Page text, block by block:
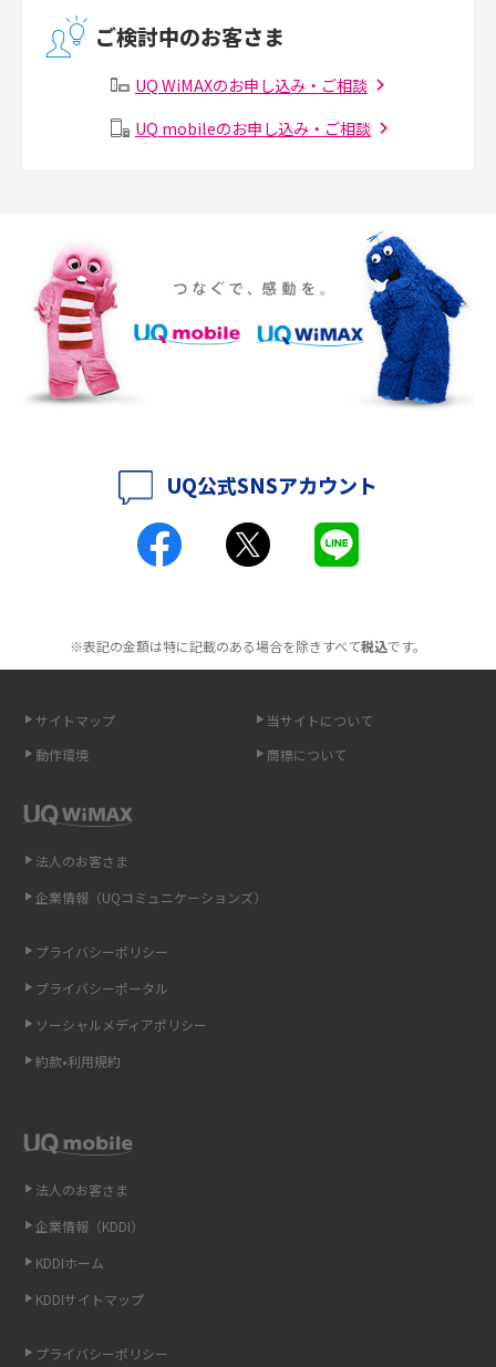
無線LANとは？メリット・デメリットや接続方法を解説
メッシュWi-Fiとは？仕組みやメリット・デメリット、中継機との違いを解
ポケット型Wi-Fiをレンタルするメリットとは？選び方や向いている方の特
徴も紹介
持ち運びできるポケット型Wi-Fiのおススメの選び方は？メリット・デメリ
ットも紹介
ポケット型Wi-Fiとは？通信の仕組みやメリット・デメリットを解説
工事不要！置くだけWi-Fiの特徴は？メリット・デメリットや選び方を解説
介
ポケット型Wi-Fi（モバイルWi-Fi）とは？おススメする方の特徴や選び方を
点も解説
ギガバイト（GB）とは？1GBの目安やギガが足りない時の対処法を紹介
Wi-Fi 6とは？Wi-Fi 5との違いやメリットと注意点、規格の種類も解説
光ファイバーとは？仕組みやメリット・デメリットを初心者向けにわかり
やすく解説
ストリーミング再生とは？ダウンロードとの違いやメリット・デメリット
ご検討中のお客さま
UQ WiMAXのお申し込み・ご相談
UQ mobileのお申し込み・ご相談
UQ公式SNSアカウント
※表記の金額は特に記載のある場合を除きすべて税込です。
サイトマップ
当サイトについて
動作環境
商標について
法人のお客さま
企業情報（KDDI）
KDDIホーム
KDDIサイトマップ
プライバシーポリシー
法人のお客さま
企業情報（UQコミュニケーションズ）
プライバシーポリシー
プライバシーポータル
ソーシャルメディアポリシー
約款•利用規約